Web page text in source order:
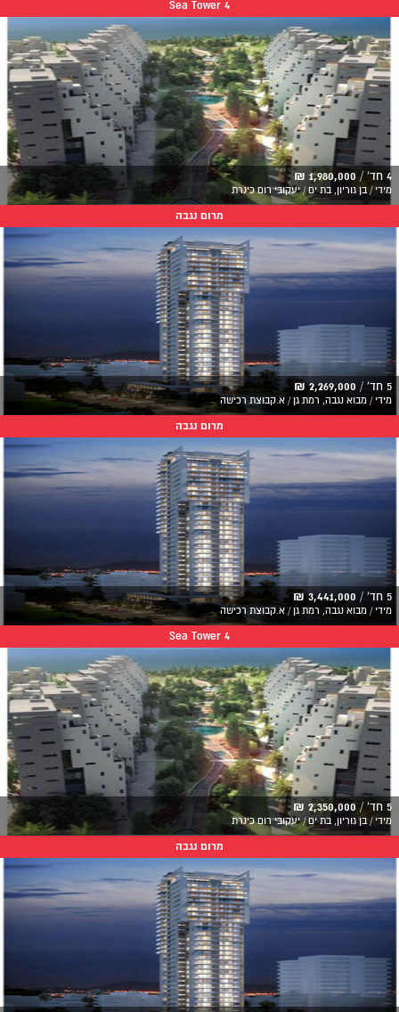
Sea Tower 4
4 חד' / 1,980,000 ₪
מידי / בן גוריון, בת ים / יעקובי רום כינרת
מרום נגבה
5 חד' / 2,269,000 ₪
מידי / מבוא נגבה, רמת גן / א.קבוצת רכישה
מרום נגבה
5 חד' / 3,441,000 ₪
מידי / מבוא נגבה, רמת גן / א.קבוצת רכישה
Sea Tower 4
5 חד' / 2,350,000 ₪
מידי / בן גוריון, בת ים / יעקובי רום כינרת
מרום נגבה